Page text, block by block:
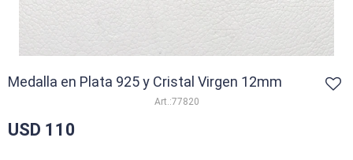
Medalla en Plata 925 y Cristal Virgen 12mm
77820
USD 110